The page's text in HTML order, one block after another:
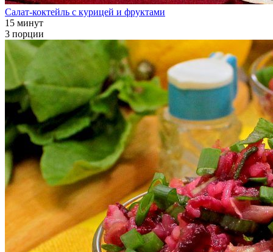
Салат-коктейль с курицей и фруктами
15 минут
3 порции